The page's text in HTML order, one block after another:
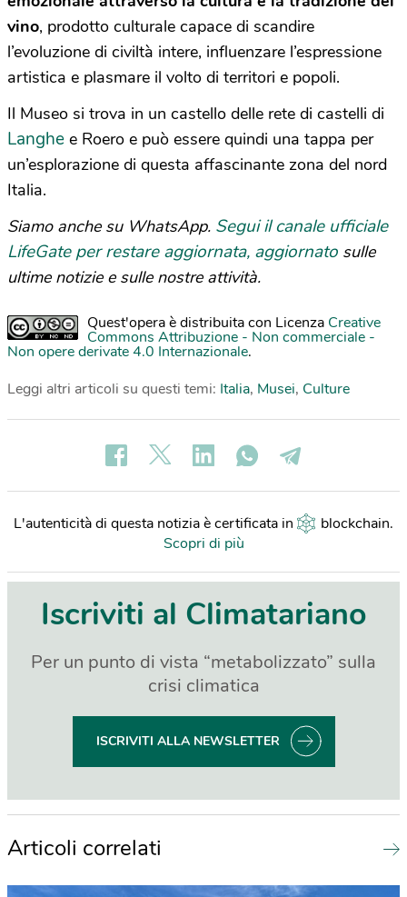
vino, prodotto culturale capace di scandire
l’evoluzione di civiltà intere, influenzare l’espressione
artistica e plasmare il volto di territori e popoli.
Il Museo si trova in un castello delle rete di castelli di
Langhe e Roero e può essere quindi una tappa per
un’esplorazione di questa affascinante zona del nord
Italia.
Siamo anche su WhatsApp. Segui il canale ufficiale
LifeGate per restare aggiornata, aggiornato sulle
ultime notizie e sulle nostre attività.
Quest'opera è distribuita con Licenza Creative
Commons Attribuzione - Non commerciale -
Non opere derivate 4.0 Internazionale.
Leggi altri articoli su questi temi: Italia, Musei, Culture
L'autenticità di questa notizia è certificata in blockchain.
Scopri di più
Iscriviti al Climatariano
Per un punto di vista “metabolizzato” sulla
crisi climatica
ISCRIVITI ALLA NEWSLETTER
Articoli correlati